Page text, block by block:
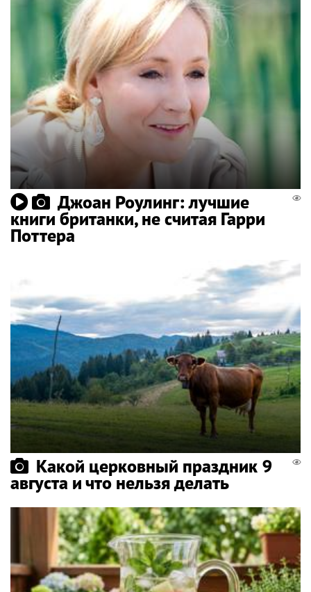
Джоан Роулинг: лучшие
книги британки, не считая Гарри
Поттера
Какой церковный праздник 9
августа и что нельзя делать